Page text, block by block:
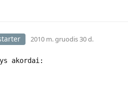
2010 m. gruodis 30 d.
akordai: